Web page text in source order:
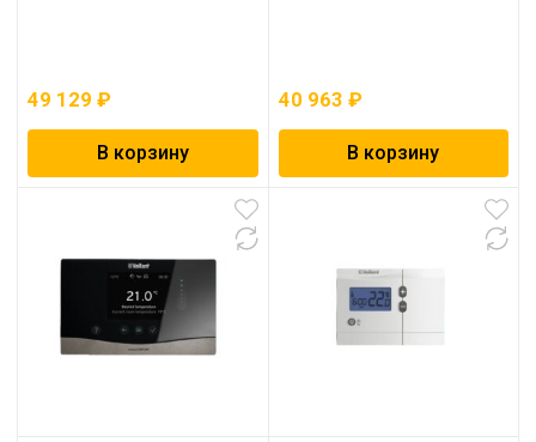
49 129 ₽
В корзину
40 963 ₽
В корзину